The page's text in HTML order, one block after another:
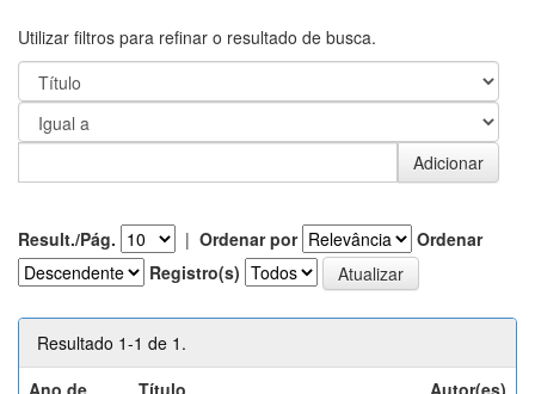
Utilizar filtros para refinar o resultado de busca.
Result./Pág. | Ordenar por
Ordenar
Registro(s)
Resultado 1-1 de 1.
Ano de
Título Autor(es)